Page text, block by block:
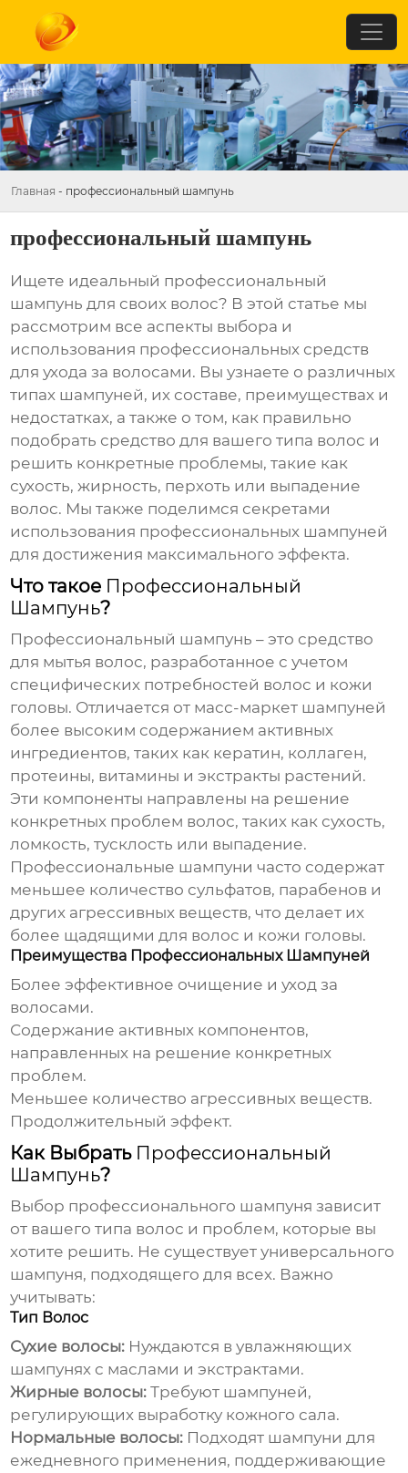
Главная - профессиональный шампунь
профессиональный шампунь
Ищете идеальный профессиональный
шампунь для своих волос? В этой статье мы
рассмотрим все аспекты выбора и
использования профессиональных средств
для ухода за волосами. Вы узнаете о различных
типах шампуней, их составе, преимуществах и
недостатках, а также о том, как правильно
подобрать средство для вашего типа волос и
решить конкретные проблемы, такие как
сухость, жирность, перхоть или выпадение
волос. Мы также поделимся секретами
использования профессиональных шампуней
для достижения максимального эффекта.
Что такое Профессиональный
Шампунь?
Профессиональный шампунь – это средство
для мытья волос, разработанное с учетом
специфических потребностей волос и кожи
головы. Отличается от масс-маркет шампуней
более высоким содержанием активных
ингредиентов, таких как кератин, коллаген,
протеины, витамины и экстракты растений.
Эти компоненты направлены на решение
конкретных проблем волос, таких как сухость,
ломкость, тусклость или выпадение.
Профессиональные шампуни часто содержат
меньшее количество сульфатов, парабенов и
других агрессивных веществ, что делает их
более щадящими для волос и кожи головы.
Преимущества Профессиональных Шампуней
Более эффективное очищение и уход за
волосами.
Содержание активных компонентов,
направленных на решение конкретных
проблем.
Меньшее количество агрессивных веществ.
Продолжительный эффект.
Как Выбрать Профессиональный
Шампунь?
Выбор профессионального шампуня зависит
от вашего типа волос и проблем, которые вы
хотите решить. Не существует универсального
шампуня, подходящего для всех. Важно
учитывать:
Тип Волос
Сухие волосы: Нуждаются в увлажняющих
шампунях с маслами и экстрактами.
Жирные волосы: Требуют шампуней,
регулирующих выработку кожного сала.
Нормальные волосы: Подходят шампуни для
ежедневного применения, поддерживающие